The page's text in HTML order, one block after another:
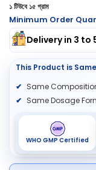
১ টিউবে ১৫ গ্রাম
Minimum Order
Delivery in 3 to
This Product is
Same
Same Dosage
WHO GMP Certified